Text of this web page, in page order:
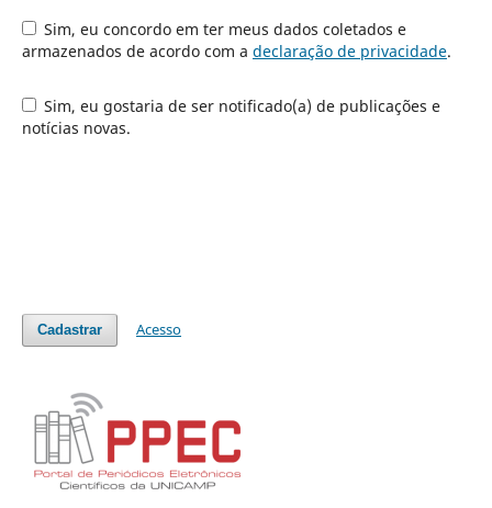
Sim, eu concordo em ter meus dados coletados e
armazenados de acordo com a declaração de privacidade.
Sim, eu gostaria de ser notificado(a) de publicações e
notícias novas.
Cadastrar Acesso